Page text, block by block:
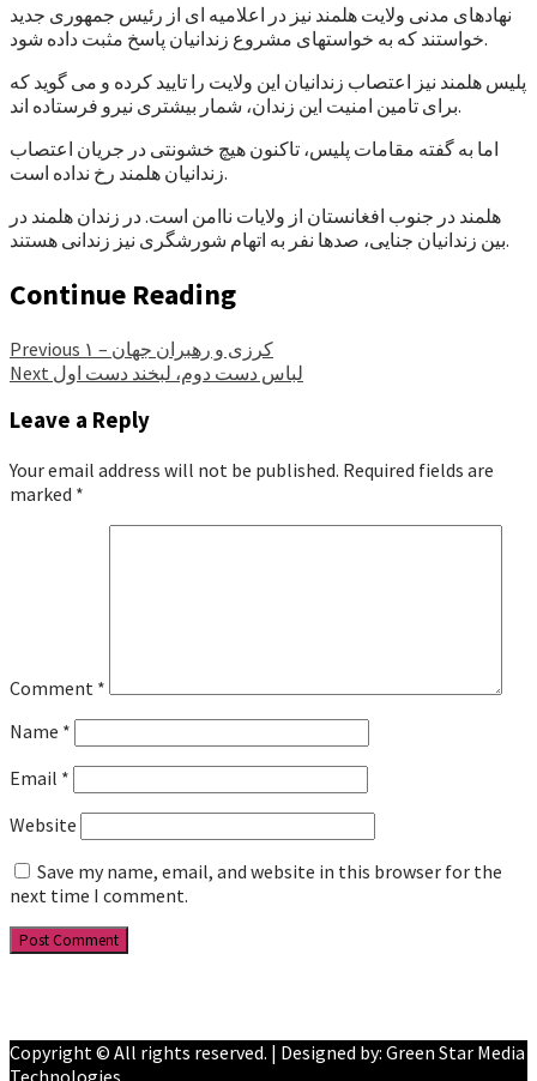
نهادهای مدنی ولایت هلمند نیز در اعلامیه ای از رئیس جمهوری جدید
خواستند که به خواستهای مشروع زندانیان پاسخ مثبت داده شود.
پلیس هلمند نیز اعتصاب زندانیان این ولایت را تایید کرده و می گوید که
برای تامین امنیت این زندان، شمار بیشتری نیرو فرستاده اند.
اما به گفته مقامات پلیس، تاکنون هیچ خشونتی در جریان اعتصاب
زندانیان هلمند رخ نداده است.
هلمند در جنوب افغانستان از ولایات ناامن است. در زندان هلمند در
بین زندانیان جنایی، صدها نفر به اتهام شورشگری نیز زندانی هستند.
Continue Reading
Previous
کرزی و رهبران جهان – ۱
Next لباس دست دوم، لبخند دست اول
Leave a Reply
Your email address will not be published. Required fields are
marked *
Comment *
Name *
Email *
Website
Save my name, email, and website in this browser for the
next time I comment.
Copyright © All rights reserved. | Designed by: Green Star Media